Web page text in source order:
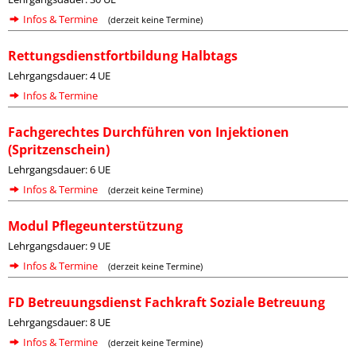
Infos & Termine
(derzeit keine Termine)
Rettungsdienstfortbildung Halbtags
Lehrgangsdauer: 4 UE
Infos & Termine
Fachgerechtes Durchführen von Injektionen
(Spritzenschein)
Lehrgangsdauer: 6 UE
Infos & Termine
(derzeit keine Termine)
Modul Pflegeunterstützung
Lehrgangsdauer: 9 UE
Infos & Termine
(derzeit keine Termine)
FD Betreuungsdienst Fachkraft Soziale Betreuung
Lehrgangsdauer: 8 UE
Infos & Termine
(derzeit keine Termine)